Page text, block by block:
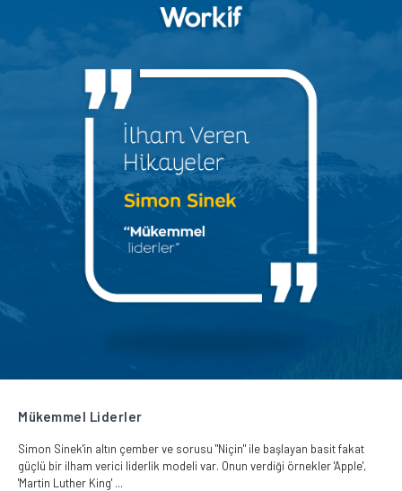
Mükemmel Liderler
Simon Sinek'in altın çember ve sorusu "Niçin" ile başlayan basit fakat
güçlü bir ilham verici liderlik modeli var. Onun verdiği örnekler 'Apple',
'Martin Luther King' ...